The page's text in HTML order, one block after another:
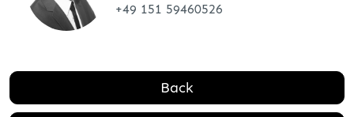
+49 151 59460526
Back